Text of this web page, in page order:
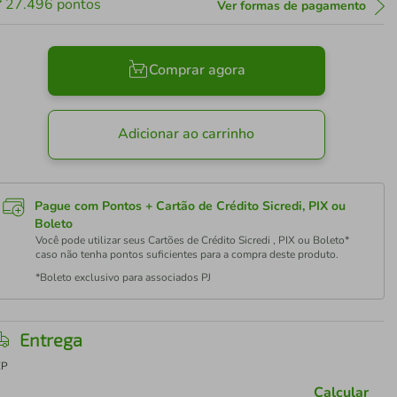
27.496 pontos Ver formas de pagamento
Comprar agora
Adicionar ao carrinho
Pague com Pontos + Cartão de Crédito Sicredi, PIX ou
Boleto
Você pode utilizar seus Cartões de Crédito Sicredi , PIX ou Boleto*
caso não tenha pontos suficientes para a compra deste produto.
*Boleto exclusivo para associados PJ
Entrega
Calcular